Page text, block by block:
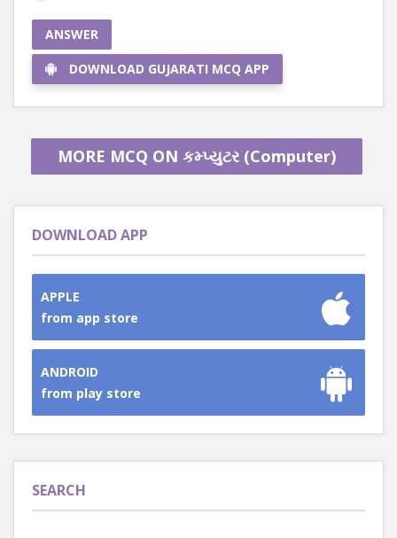
ANSWER
DOWNLOAD GUJARATI MCQ APP
MORE MCQ ON કમ્પ્યુટર (Computer)
DOWNLOAD APP
APPLE
from app store
ANDROID
from play store
SEARCH